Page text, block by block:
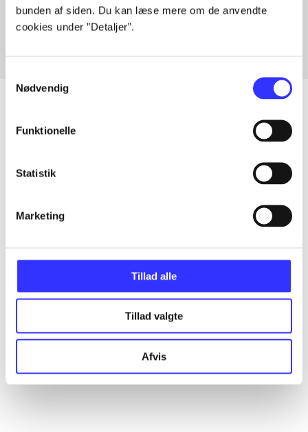
bunden af siden. Du kan læse mere om de anvendte
cookies under ”Detaljer”.
Nødvendig
Funktionelle
Statistik
Marketing
Tillad alle
Tillad valgte
Afvis
Fra
...
...